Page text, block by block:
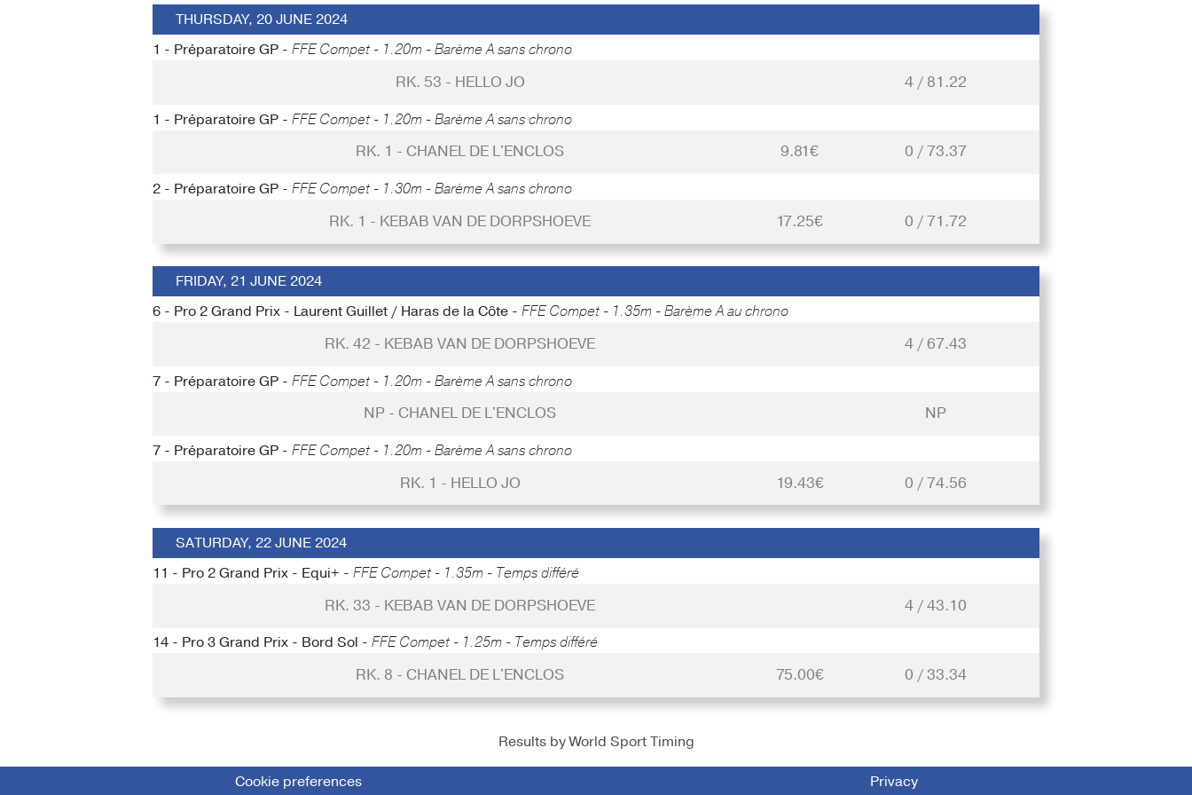
THURSDAY, 20 JUNE 2024
1 - Préparatoire GP - FFE Compet - 1.20m - Barème A sans chrono
RK. 53 - HELLO JO 4 / 81.22
1 - Préparatoire GP - FFE Compet - 1.20m - Barème A sans chrono
RK. 1 - CHANEL DE L'ENCLOS 9.81€ 0 / 73.37
2 - Préparatoire GP - FFE Compet - 1.30m - Barème A sans chrono
RK. 1 - KEBAB VAN DE DORPSHOEVE 17.25€ 0 / 71.72
FRIDAY, 21 JUNE 2024
6 - Pro 2 Grand Prix - Laurent Guillet / Haras de la Côte - FFE Compet - 1.35m - Barème A au chrono
RK. 42 - KEBAB VAN DE DORPSHOEVE 4 / 67.43
7 - Préparatoire GP - FFE Compet - 1.20m - Barème A sans chrono
NP - CHANEL DE L'ENCLOS NP
7 - Préparatoire GP - FFE Compet - 1.20m - Barème A sans chrono
RK. 1 - HELLO JO 19.43€ 0 / 74.56
SATURDAY, 22 JUNE 2024
11 - Pro 2 Grand Prix - Equi+ - FFE Compet - 1.35m - Temps différé
RK. 33 - KEBAB VAN DE DORPSHOEVE 4 / 43.10
14 - Pro 3 Grand Prix - Bord Sol - FFE Compet - 1.25m - Temps différé
RK. 8 - CHANEL DE L'ENCLOS 75.00€ 0 / 33.34
Results by World Sport Timing
Cookie preferences Privacy